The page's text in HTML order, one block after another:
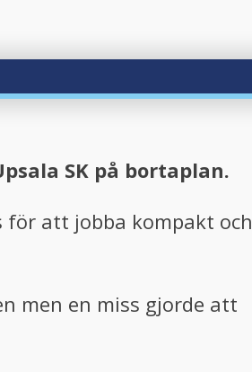
SK på bortaplan.
för att jobba kompakt och
men en miss gjorde att